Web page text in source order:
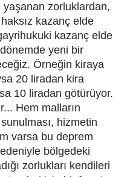
zorluklardan,
kazanç elde
kazanç elde
yeni bir
Örneğin kiraya
20 liradan kira
10 liradan götürüyor.
Hem malların
hizmetin
varsa bu deprem
bölgedeki
zorlukları kendileri